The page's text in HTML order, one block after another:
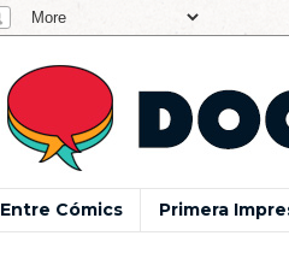
Entre Cómics Primera